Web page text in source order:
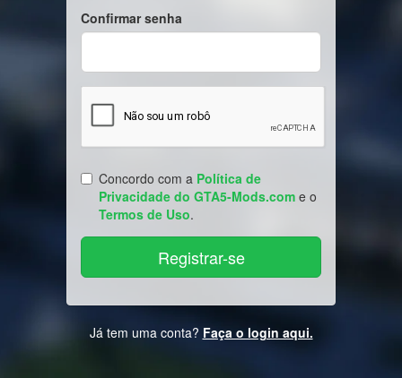
Confirmar senha
Concordo com a Política de
Privacidade do GTA5-Mods.com e o
Termos de Uso.
Já tem uma conta? Faça o login aqui.